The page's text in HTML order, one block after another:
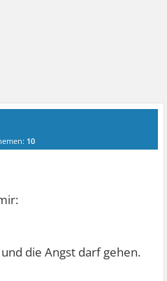
10
die Angst darf gehen.